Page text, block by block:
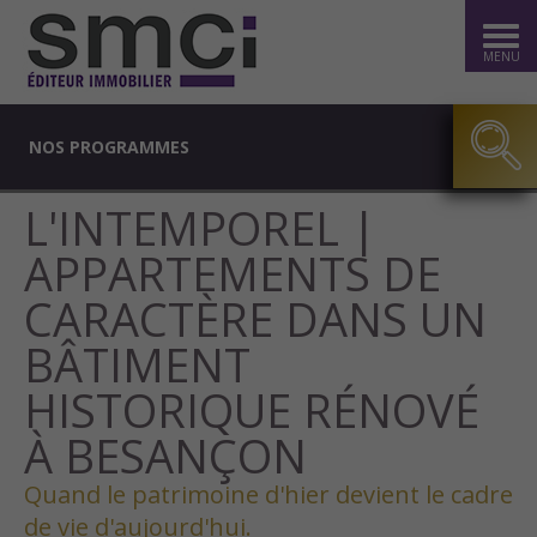
MENU
NOS PROGRAMMES
L'INTEMPOREL |
APPARTEMENTS DE
CARACTÈRE DANS UN
BÂTIMENT
HISTORIQUE RÉNOVÉ
À BESANÇON
Quand le patrimoine d'hier devient le cadre
de vie d'aujourd'hui.